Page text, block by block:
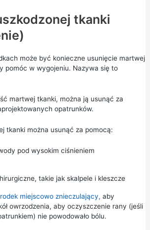
tkanki
może być konieczne usunięcie martwej
pomóc w wygojeniu. Nazywa się to
martwej tkanki, można ją usunąć za
opatrunków.
tkanki można usunąć za pomocą:
pod wysokim ciśnieniem
takie jak skalpele i kleszcze
miejscowo znieczulający, aby
owrzodzenia, aby oczyszczenie rany (jeśli
nie powodowało bólu.